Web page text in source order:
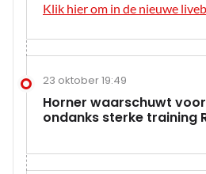
Klik hier om in de nieuwe
23 oktober 19:49
Horner waarschuwt
ondanks sterke training